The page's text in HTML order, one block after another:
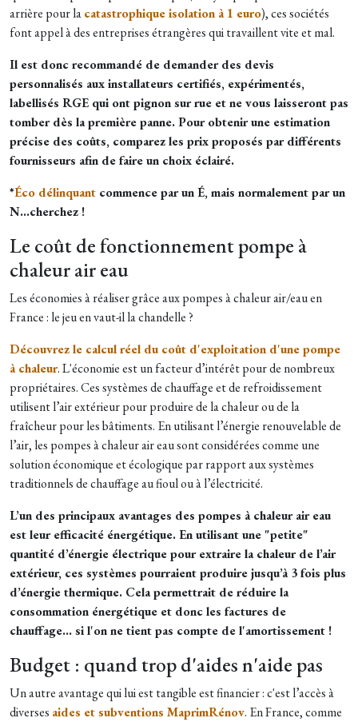
arrière pour lacatastrophique isolation à 1 euro), ces sociétés
font appel à des entreprises étrangères qui travaillent vite et mal.
Il est donc recommandé de demander des devis
personnalisés aux installateurs certifiés, expérimentés,
labellisés RGE qui ont pignon sur rue et ne vous laisseront pas
tomber dès la première panne. Pour obtenir une estimation
précise des coûts, comparez les prix proposés par différents
fournisseurs afin de faire un choix éclairé.
*Éco délinquant commence par un É, mais normalement par un
N…cherchez !
Le coût de fonctionnement pompe à
chaleur air eau
Les économies à réaliser grâce aux pompes à chaleur air/eau en
France : le jeu en vaut-il la chandelle ?
Découvrez le calcul réel du coût d'exploitation d'une pompe
à chaleur. L'économie est un facteur d’intérêt pour de nombreux
propriétaires. Ces systèmes de chauffage et de refroidissement
utilisent l’air extérieur pour produire de la chaleur ou de la
fraîcheur pour les bâtiments. En utilisant l’énergie renouvelable de
l’air, les pompes à chaleur air eau sont considérées comme une
solution économique et écologique par rapport aux systèmes
traditionnels de chauffage au fioul ou à l’électricité.
L’un des principaux avantages des pompes à chaleur air eau
est leur efficacité énergétique. En utilisant une "petite"
quantité d’énergie électrique pour extraire la chaleur de l’air
extérieur, ces systèmes pourraient produire jusqu’à 3 fois plus
d’énergie thermique. Cela permettrait de réduire la
consommation énergétique et donc les factures de
chauffage… si l'on ne tient pas compte de l'amortissement !
Budget : quand trop d'aides n'aide pas
Un autre avantage qui lui est tangible est financier : c'est l’accès à
diverses aides et subventions MaprimRénov. En France, comme